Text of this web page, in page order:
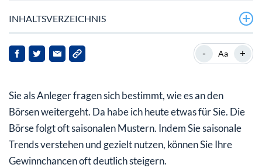
INHALTSVERZEICHNIS
Zusammenfassung der Durchschnittsrenditen und
Gewinnwahrscheinlichkeiten im Juni:
- Aa +
Sie als Anleger fragen sich bestimmt, wie es an den
Börsen weitergeht. Da habe ich heute etwas für Sie. Die
Börse folgt oft saisonalen Mustern. Indem Sie saisonale
Trends verstehen und gezielt nutzen, können Sie Ihre
Gewinnchancen oft deutlich steigern.